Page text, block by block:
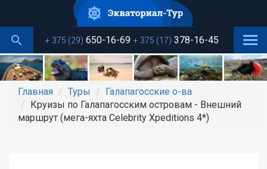
основному
содержанию+ 375 (29) 650-16-69 + 375 (17) 378-16-45
Главная Туры
Галапагосские о-ва
Круизы по Галапагосским островам - Внешний
маршрут (мега-яхта Celebrity Xpeditions 4*)